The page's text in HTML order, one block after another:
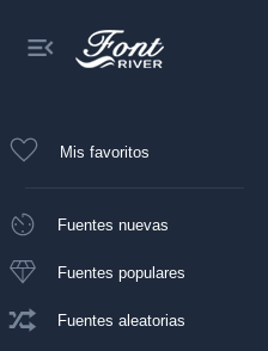
Mis favoritos
Fuentes nuevas
Fuentes populares
Fuentes aleatorias